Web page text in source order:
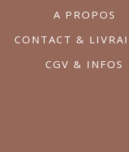
A PROPOS
CONTACT &
CGV & INFOS